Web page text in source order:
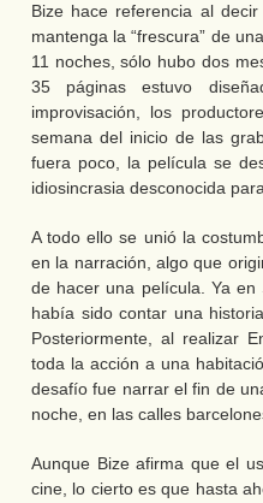
Bize hace referencia al
mantenga la “frescura” de
11 noches, sólo hubo dos
35 páginas estuvo
improvisación, los
semana del inicio de las
fuera poco, la película se
idiosincrasia desconocida
A todo ello se unió la
en la narración, algo que
de hacer una película. Ya
había sido contar una
Posteriormente, al realizar
toda la acción a una
desafío fue narrar el fin de
noche, en las calles
Aunque Bize afirma que el
cine, lo cierto es que hasta